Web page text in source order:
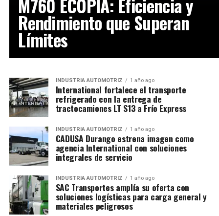
M760 ECOPIA: Eficiencia y
Rendimiento que Superan
Límites
INDUSTRIA AUTOMOTRIZ 1 año ago
International fortalece el transporte
refrigerado con la entrega de
tractocamiones LT S13 a Frío Express
INDUSTRIA AUTOMOTRIZ 1 año ago
CADUSA Durango estrena imagen como
agencia International con soluciones
integrales de servicio
INDUSTRIA AUTOMOTRIZ 1 año ago
SAC Transportes amplía su oferta con
soluciones logísticas para carga general y
materiales peligrosos